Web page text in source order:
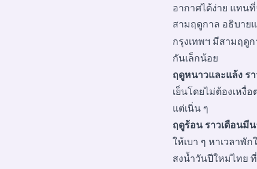
อากาศได้ง่าย แทน
สามฤดูกาล อธิบายแ
กรุงเทพฯ มีสามฤดู
กันเล็กน้อย
ฤดูหนาวและแล้ง ร
เย็นโดยไม่ต้องเหงื่
แต่เนิ่น ๆ
ฤดูร้อน ราวเดือนมี
ให้เบา ๆ หาเวลาพั
สงน้ำวันปีใหม่ไทย